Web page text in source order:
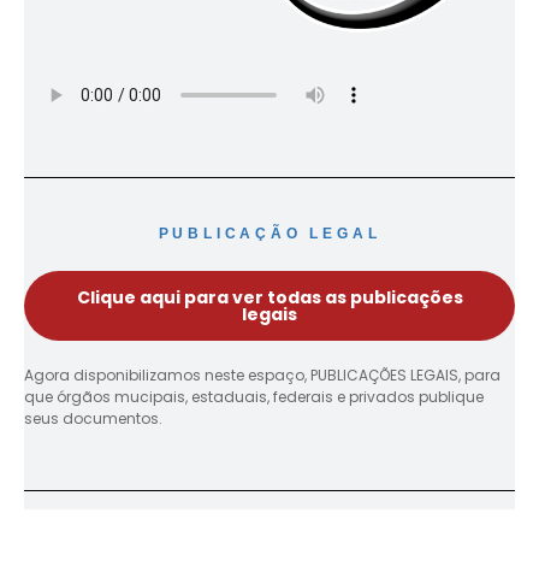
PUBLICAÇÃO LEGAL
Clique aqui para ver todas as publicações
legais
Agora disponibilizamos neste espaço, PUBLICAÇÕES LEGAIS, para
que órgãos mucipais, estaduais, federais e privados publique
seus documentos.